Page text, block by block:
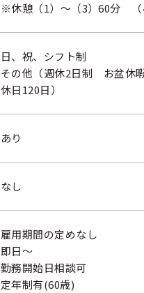
※休憩（1）～（3）60分 （
日、祝、シフト制
その他（週休2日制 お盆休
休日120日）
あり
なし
雇用期間の定めなし
即日～
勤務開始日相談可
定年制有(60歳)